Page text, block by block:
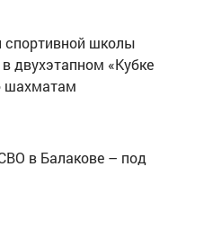
спортивной школы
двухэтапном «Кубке
шахматам
в Балакове – под